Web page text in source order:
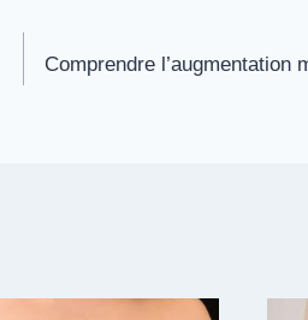
Comprendre l’augmentation